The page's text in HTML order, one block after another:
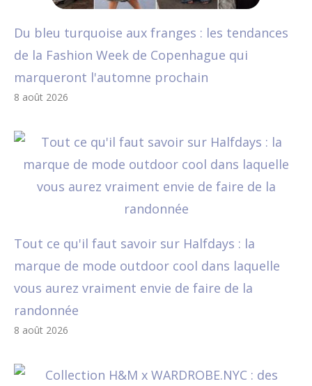
Du bleu turquoise aux franges : les tendances
de la Fashion Week de Copenhague qui
marqueront l'automne prochain
8 août 2026
Tout ce qu'il faut savoir sur Halfdays : la
marque de mode outdoor cool dans laquelle
vous aurez vraiment envie de faire de la
randonnée
8 août 2026